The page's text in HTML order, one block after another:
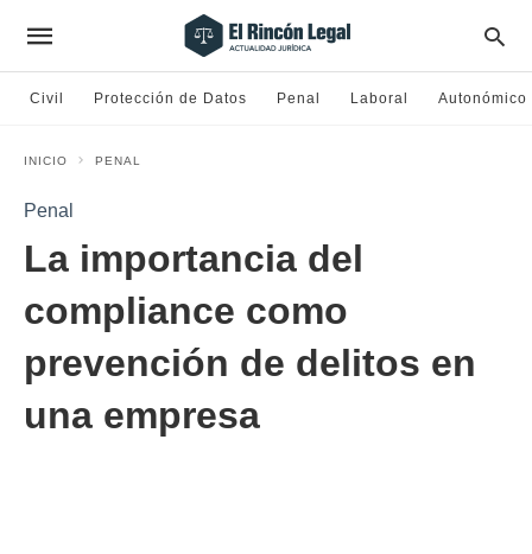
Civil Protección de Datos Penal Laboral Autonómico
INICIO PENAL
Penal
La importancia del
compliance como
prevención de delitos en
una empresa